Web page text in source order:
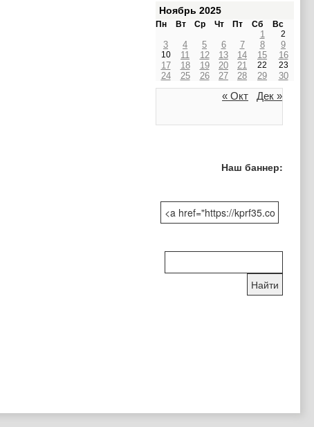
Ноябрь 2025
Пн Вт Ср Чт Пт Сб Вс
1 2
3 4 5 6 7 8 9
10 11 12 13 14 15
16
17
18 19 20 21 22 23
24 25 26 27 28 29 30
« Окт Дек »
Наш баннер:
по